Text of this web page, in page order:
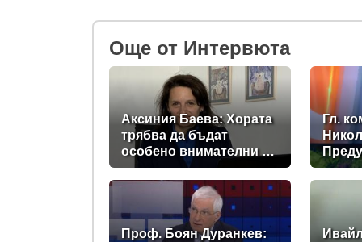
Oще от Интервюта
Аксиния Баева: Хората
трябва да бъдат
особено внимателни и
към оферти с
прекалено ниски цени
Гл.
Проф. Боян Дуранкев: